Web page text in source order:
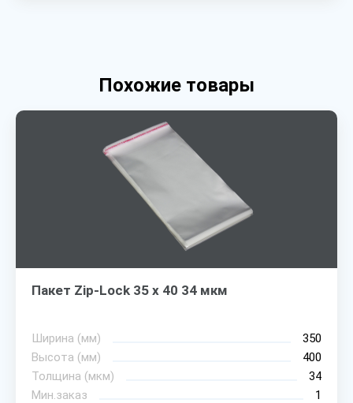
Похожие товары
Пакет Zip-Lock 35 х 40 34 мкм
Ширина (мм)
350
Высота (мм)
400
Толщина (мкм)
34
Мин.заказ
1